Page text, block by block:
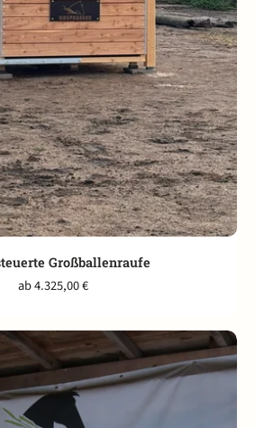
Großballenraufe
ab 4.325,00 €